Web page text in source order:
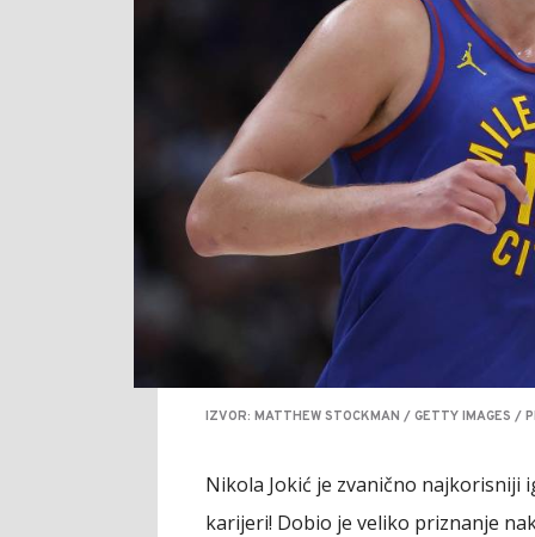
IZVOR: MATTHEW STOCKMAN / GETTY IMAGES /
Nikola Jokić je zvanično najkorisniji
karijeri! Dobio je veliko priznanje